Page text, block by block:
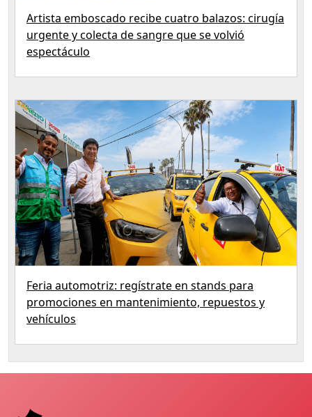
Artista emboscado recibe cuatro balazos: cirugía
urgente y colecta de sangre que se volvió
espectáculo
Feria automotriz: regístrate en stands para
promociones en mantenimiento, repuestos y
vehículos